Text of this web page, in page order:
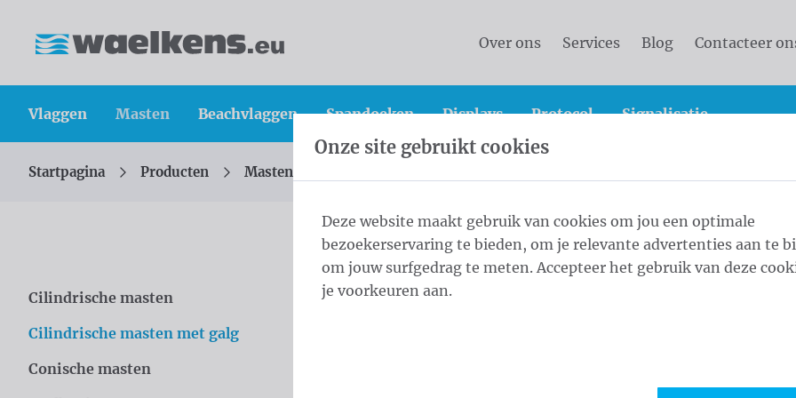
Over ons Services Blog Contacteer
Vlaggen Masten Beachvlaggen Spandoeken Displays Protocol Signalisatie
U bevindt zich hier:
Startpagina Producten Masten
Overslaan categories
Cilindrische masten
Cilindrische masten met galg
Conische masten
Cilindrische masten met
Onze aluminium vlaggenmasten met galg combineren
Gemaakt uit gerecycleerd aluminium met een strakke, naadloze
Onze site gebruikt cookies
Deze website maakt gebruik van cookies om jou een optimale
bezoekerservaring te bieden, om je relevante advertenties aan te
om jouw surfgedrag te meten. Accepteer het gebruik van deze
je voorkeuren aan.